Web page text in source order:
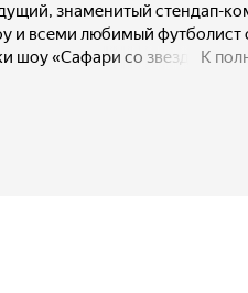
знаменитый стендап-
и всеми любимый футболист
шоу «Сафари со звездами».
до основного пункта
— участники шоу
до цивилизации.
К